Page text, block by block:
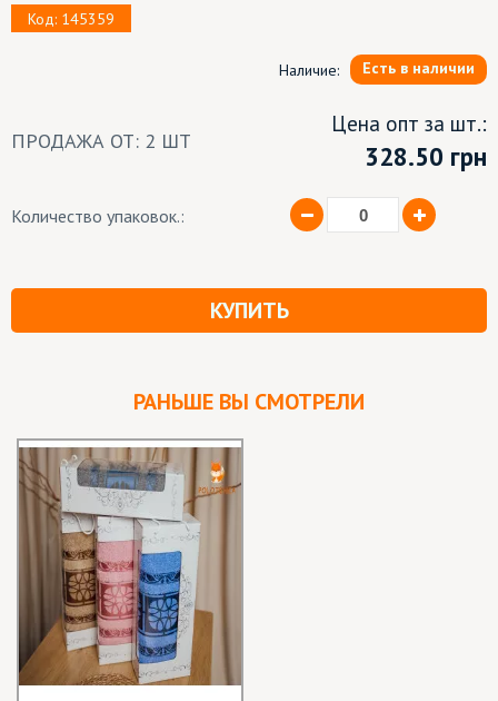
Код: 145359
Наличие: Есть в наличии
ПРОДАЖА ОТ: 2 ШТ
Цена опт за шт.:
328.50 грн
Количество упаковок.:
КУПИТЬ
РАНЬШЕ ВЫ СМОТРЕЛИ